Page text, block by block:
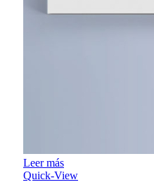
Leer más
Quick-View